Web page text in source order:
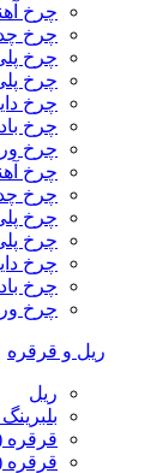
چرخ
چرخ
چرخ
چرخ
چرخ
چرخ
چرخ
چرخ
چرخ
چرخ
چرخ
چرخ
چرخ
چرخ
ریل و قرقره
ریل
قرقره
قرقره